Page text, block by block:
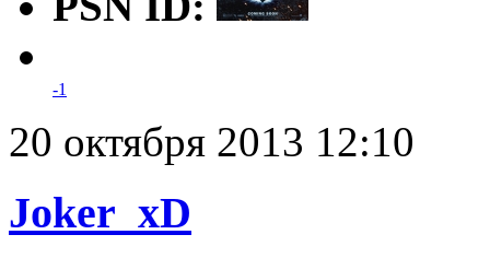
-1
20 октября 2013 12:10
Joker_xD